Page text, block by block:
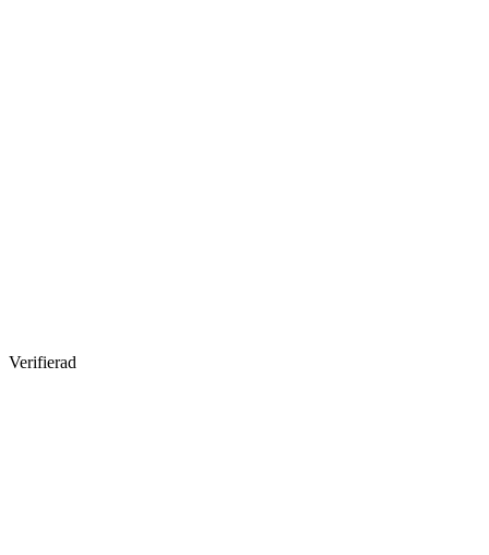
Verifierad